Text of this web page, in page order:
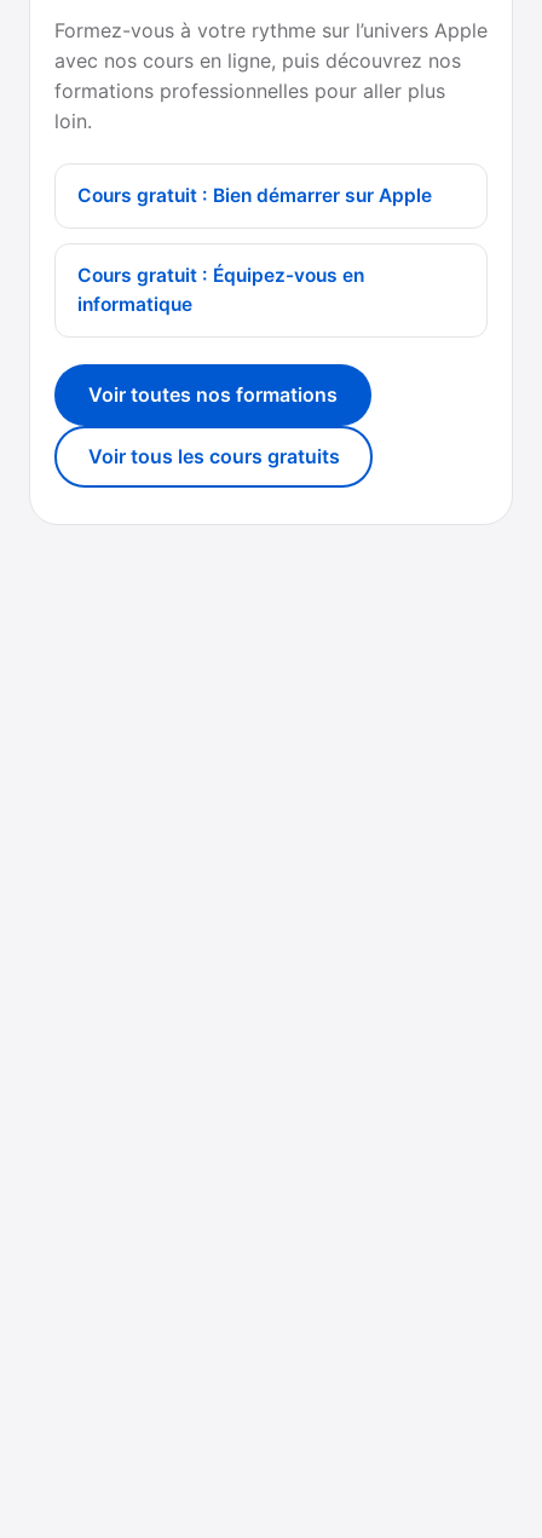
Formez-vous à votre rythme sur l’univers Apple
avec nos cours en ligne, puis découvrez nos
formations professionnelles pour aller plus
loin.
Cours gratuit : Bien démarrer sur Apple
Cours gratuit : Équipez-vous en
informatique
Voir toutes nos formations
Voir tous les cours gratuits